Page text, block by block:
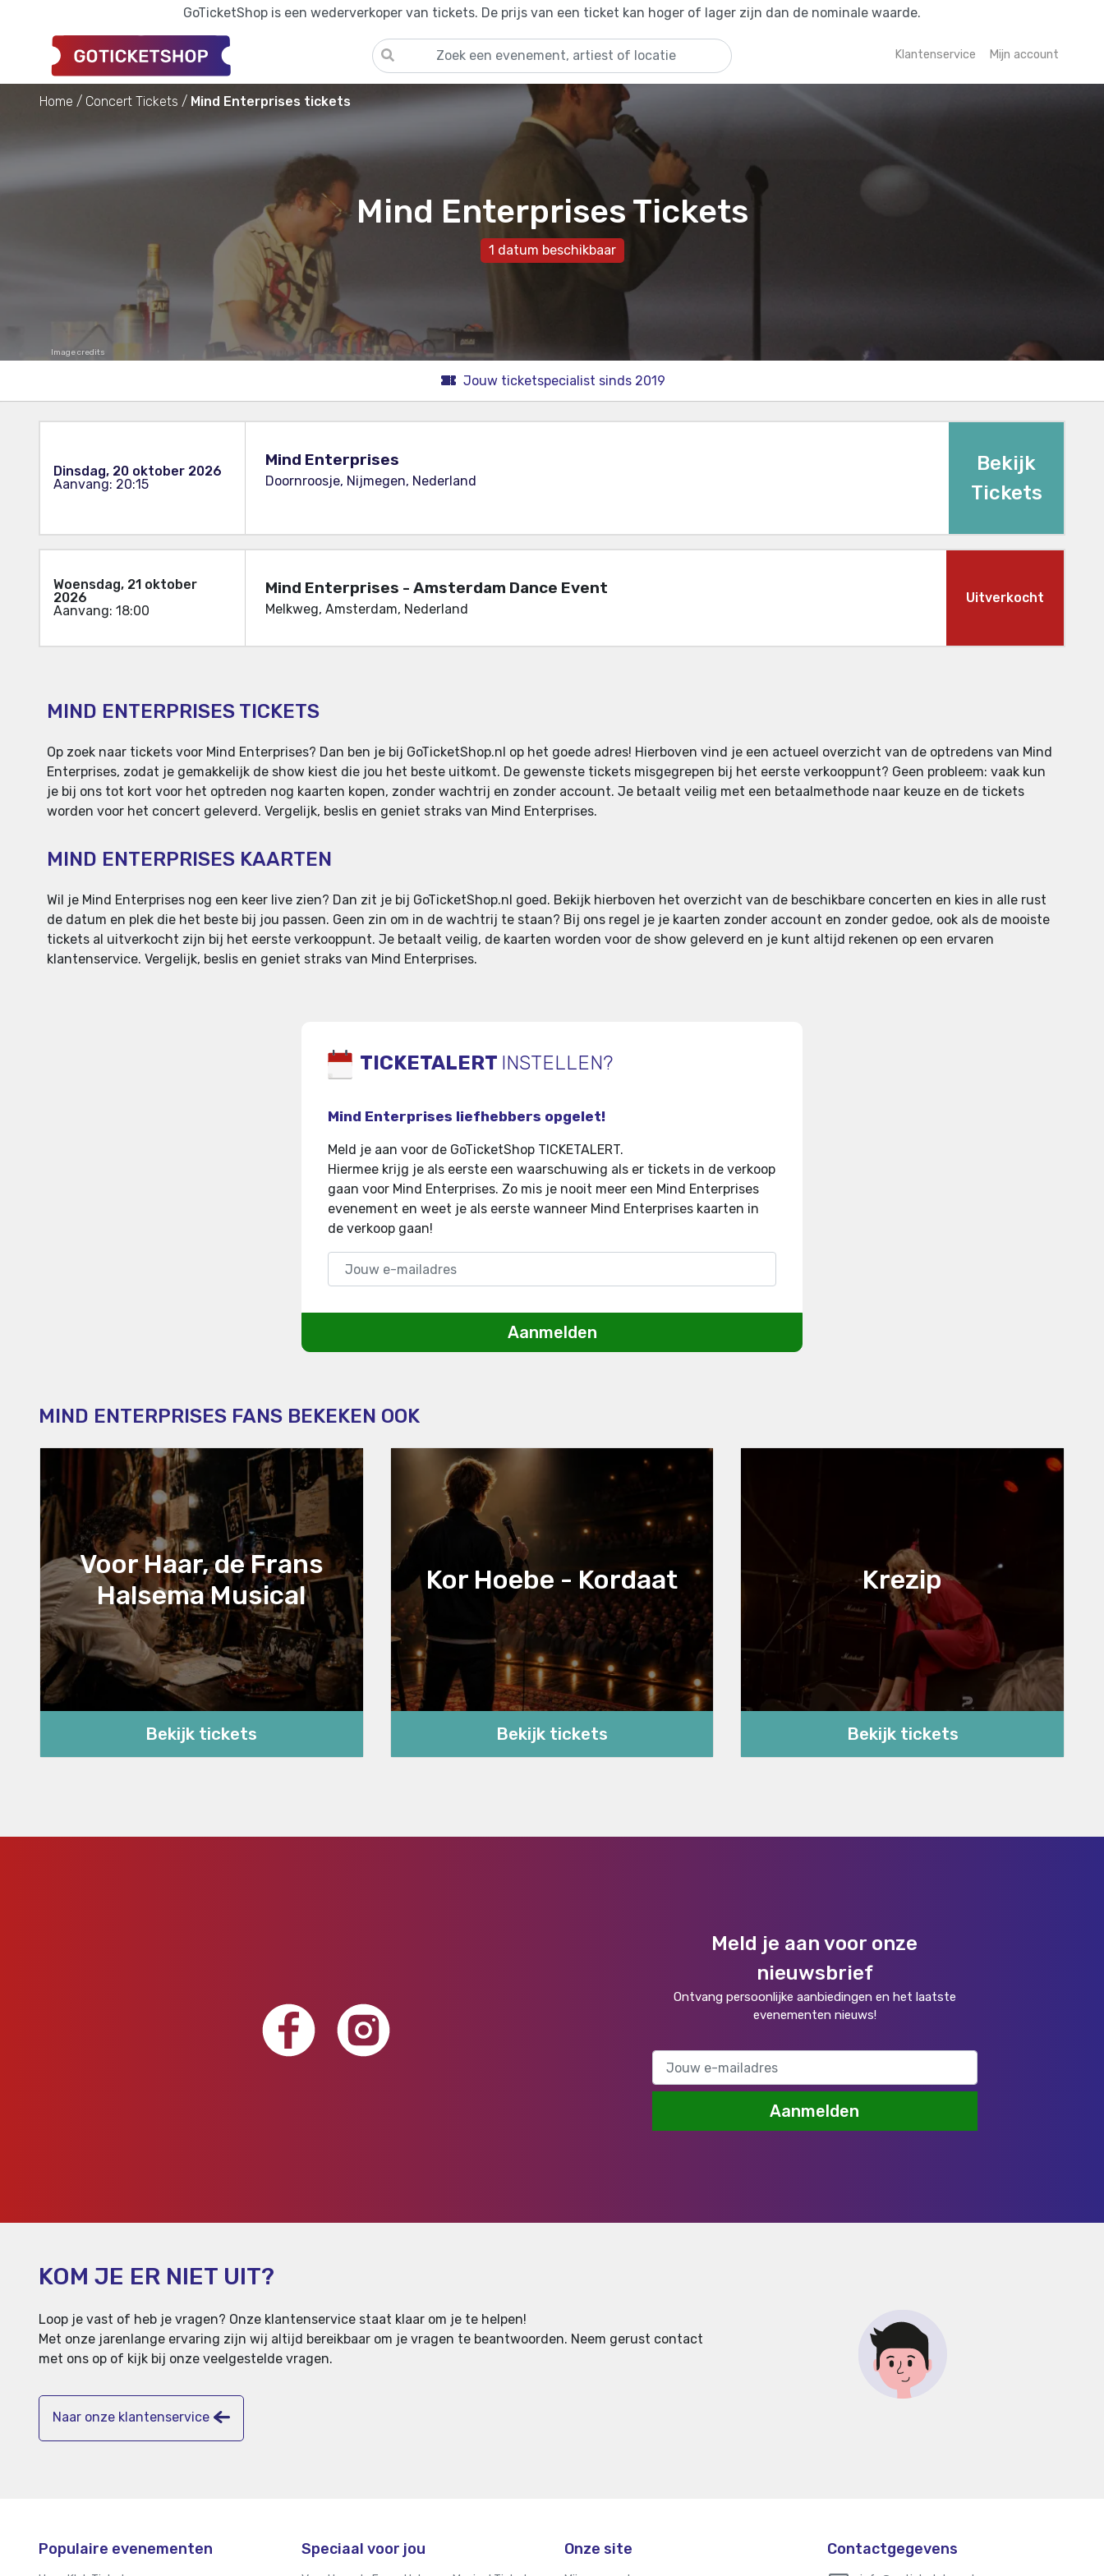
GoTicketShop is een wederverkoper van tickets. De prijs van een ticket kan hoger of lager zijn dan de nominale waarde.
Klantenservice Mijn account
Home Concert Tickets Mind Enterprises tickets
Mind Enterprises Tickets
1 datum beschikbaar
Image credits
Jouw ticketspecialist sinds 2019
Dinsdag, 20 oktober 2026
Aanvang: 20:15
Mind Enterprises
Doornroosje, Nijmegen, Nederland
Bekijk
Tickets
Woensdag, 21 oktober
2026
Aanvang: 18:00
Mind Enterprises - Amsterdam Dance Event
Melkweg, Amsterdam, Nederland
Uitverkocht
MIND ENTERPRISES TICKETS
Op zoek naar tickets voor Mind Enterprises? Dan ben je bij GoTicketShop.nl op het goede adres! Hierboven vind je een actueel overzicht van de optredens van Mind
Enterprises, zodat je gemakkelijk de show kiest die jou het beste uitkomt. De gewenste tickets misgegrepen bij het eerste verkooppunt? Geen probleem: vaak kun
je bij ons tot kort voor het optreden nog kaarten kopen, zonder wachtrij en zonder account. Je betaalt veilig met een betaalmethode naar keuze en de tickets
worden voor het concert geleverd. Vergelijk, beslis en geniet straks van Mind Enterprises.
MIND ENTERPRISES KAARTEN
Wil je Mind Enterprises nog een keer live zien? Dan zit je bij GoTicketShop.nl goed. Bekijk hierboven het overzicht van de beschikbare concerten en kies in alle rust
de datum en plek die het beste bij jou passen. Geen zin om in de wachtrij te staan? Bij ons regel je je kaarten zonder account en zonder gedoe, ook als de mooiste
tickets al uitverkocht zijn bij het eerste verkooppunt. Je betaalt veilig, de kaarten worden voor de show geleverd en je kunt altijd rekenen op een ervaren
klantenservice. Vergelijk, beslis en geniet straks van Mind Enterprises.
TICKETALERT INSTELLEN?
Mind Enterprises liefhebbers opgelet!
Meld je aan voor de GoTicketShop TICKETALERT.
Hiermee krijg je als eerste een waarschuwing als er tickets in de verkoop
gaan voor Mind Enterprises. Zo mis je nooit meer een Mind Enterprises
evenement en weet je als eerste wanneer Mind Enterprises kaarten in
de verkoop gaan!
Aanmelden
MIND ENTERPRISES FANS BEKEKEN OOK
Voor Haar, de Frans
Halsema Musical
Bekijk tickets
Kor Hoebe - Kordaat
Bekijk tickets
Krezip
Bekijk tickets
Meld je aan voor onze
nieuwsbrief
Ontvang persoonlijke aanbiedingen en het laatste
evenementen nieuws!
Aanmelden
KOM JE ER NIET UIT?
Loop je vast of heb je vragen? Onze klantenservice staat klaar om je te helpen!
Met onze jarenlange ervaring zijn wij altijd bereikbaar om je vragen te beantwoorden. Neem gerust contact
met ons op of kijk bij onze veelgestelde vragen.
Naar onze klantenservice
Populaire evenementen Speciaal voor jou Onze site Contactgegevens